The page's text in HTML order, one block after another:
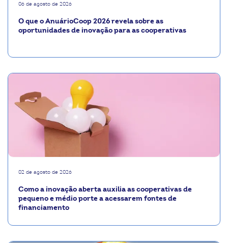
06 de agosto de 2026
O que o AnuárioCoop 2026 revela sobre as
oportunidades de inovação para as cooperativas
02 de agosto de 2026
Como a inovação aberta auxilia as cooperativas de
pequeno e médio porte a acessarem fontes de
financiamento